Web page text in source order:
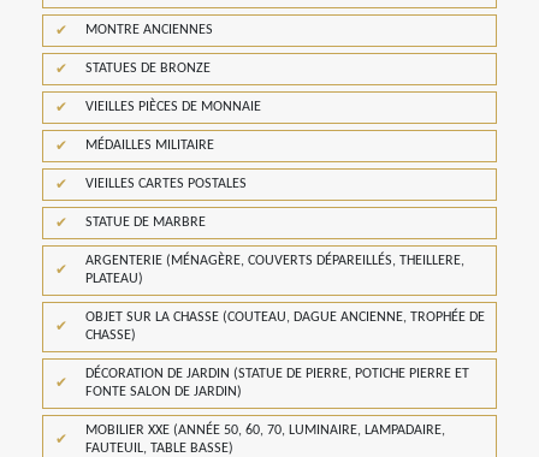
MONTRE ANCIENNES
STATUES DE BRONZE
VIEILLES PIÈCES DE MONNAIE
MÉDAILLES MILITAIRE
VIEILLES CARTES POSTALES
STATUE DE MARBRE
ARGENTERIE (MÉNAGÈRE, COUVERTS DÉPAREILLÉS, THEILLERE,
PLATEAU)
OBJET SUR LA CHASSE (COUTEAU, DAGUE ANCIENNE, TROPHÉE DE
CHASSE)
DÉCORATION DE JARDIN (STATUE DE PIERRE, POTICHE PIERRE ET
FONTE SALON DE JARDIN)
MOBILIER XXE (ANNÉE 50, 60, 70, LUMINAIRE, LAMPADAIRE,
FAUTEUIL, TABLE BASSE)